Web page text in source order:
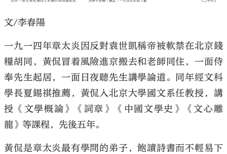
文/李春陽
一九一四年章太炎因反對袁世凱稱帝被軟禁在北京錢
糧胡同，黃侃冒着風險進京搬去和老師同住，一面侍
奉先生起居，一面日夜聽先生講學論道。同年經文科
學長夏錫祺推薦，黃侃入北京大學國文系任教授，講
授《文學概論》《詞章》《中國文學史》《文心雕
龍》等課程，先後五年。
黃侃是章太炎最有學問的弟子，飽讀詩書而不輕易下